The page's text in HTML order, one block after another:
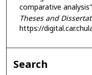
comparative
Theses and
https://
Search